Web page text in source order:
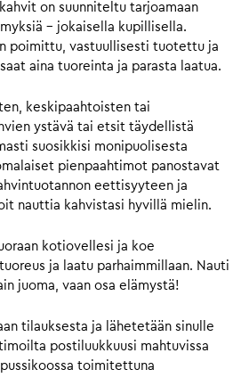
on suunniteltu tarjoamaan
– jokaisella kupillisella.
poimittu, vastuullisesti tuotettu ja
aina tuoreinta ja parasta laatua.
keskipaahtoisten tai
ystävä tai etsit täydellistä
suosikkisi monipuolisesta
pienpaahtimot panostavat
eettisyyteen ja
nauttia kahvistasi hyvillä mielin.
kotiovellesi ja koe
ja laatu parhaimmillaan. Nauti
juoma, vaan osa elämystä!
tilauksesta ja lähetetään sinulle
postiluukkuusi mahtuvissa
toimitettuna